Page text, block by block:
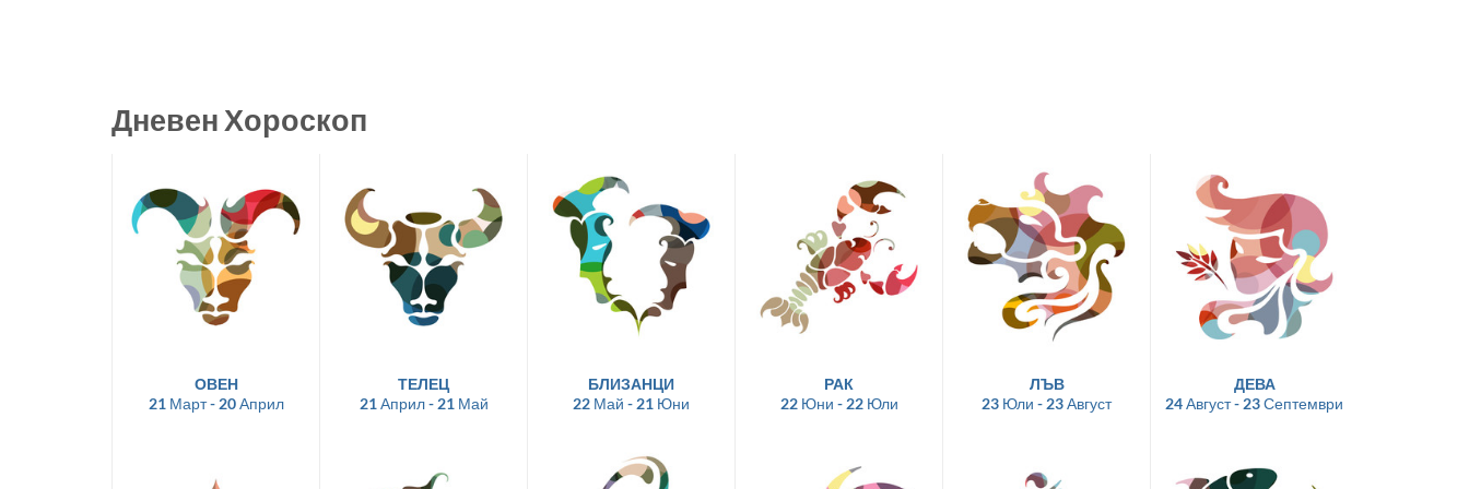
Дневен Хороскоп
ОВЕН
21 Март - 20 Април
ТЕЛЕЦ
21 Април - 21 Май
БЛИЗАНЦИ
22 Май - 21 Юни
РАК
22 Юни - 22 Юли
ЛЪВ
23 Юли - 23 Август
ДЕВА
24 Август - 23 Септември